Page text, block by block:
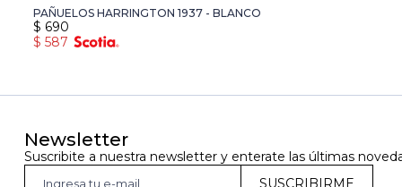
PAÑUELOS HARRINGTON 1937 - BLANCO
$ 690
$ 587
Newsletter
Suscribite a nuestra newsletter y enterate las últimas
SUSCRIBIRME